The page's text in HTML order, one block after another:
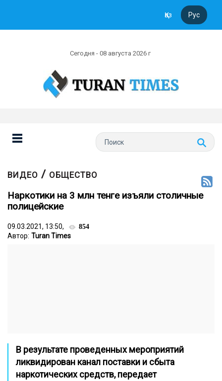
Қаз Рус
Сегодня - 08 августа 2026 г
ВИДЕО / ОБЩЕСТВО
Наркотики на 3 млн тенге изъяли столичные
полицейские
09.03.2021, 13:50, 854
Автор: Turan Times
В результате проведенных мероприятий
ликвидирован канал поставки и сбыта
наркотических средств, передает